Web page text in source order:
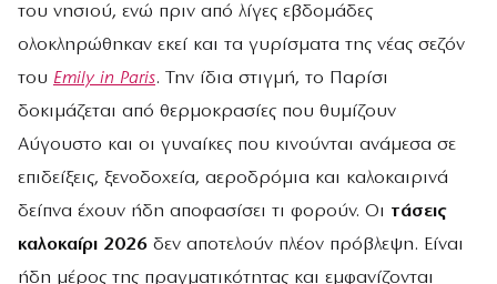
του νησιού, ενώ πριν από λίγες εβδομάδες
ολοκληρώθηκαν εκεί και τα γυρίσματα της νέας σεζόν
του Emily in Paris. Την ίδια στιγμή, το Παρίσι
δοκιμάζεται από θερμοκρασίες που θυμίζουν
Αύγουστο και οι γυναίκες που κινούνται ανάμεσα σε
επιδείξεις, ξενοδοχεία, αεροδρόμια και καλοκαιρινά
δείπνα έχουν ήδη αποφασίσει τι φορούν. Οι τάσεις
καλοκαίρι 2026 δεν αποτελούν πλέον πρόβλεψη. Είναι
ήδη μέρος της πραγματικότητας και εμφανίζονται